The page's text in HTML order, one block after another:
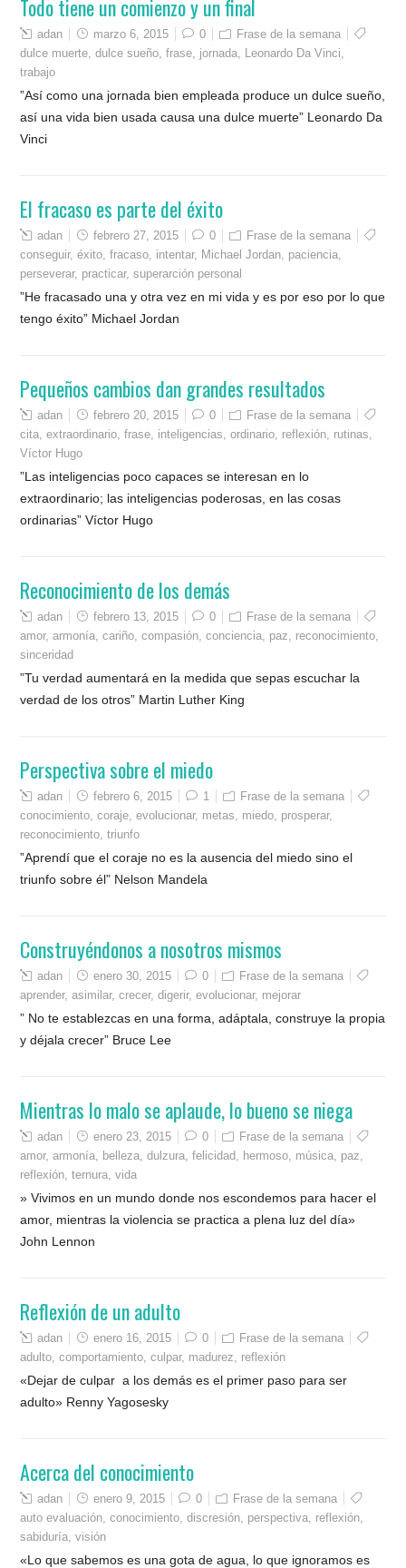
Todo tiene un comienzo y un final
adan marzo 6, 2015 0
Frase de la semana
dulce muerte ,dulce sueño ,frase jornada Leonardo Da Vinci
trabajo
”Así como una jornada bien empleada produce un dulce sueño,
así una vida bien usada causa una dulce muerte” Leonardo Da
Vinci
El fracaso es parte del éxito
adan febrero 27, 2015 0
Frase de la semana
conseguir,éxito ,fracaso intentar, Michael Jordan paciencia
perseverar, practicar,superarción personal
”He fracasado una y otra vez en mi vida y es por eso por lo que
tengo éxito” Michael Jordan
Pequeños cambios dan grandes resultados
adan febrero 20, 2015 0
Frase de la semana
cita ,extraordinario ,frase inteligencias ,ordinario reflexión rutinas
Víctor Hugo
”Las inteligencias poco capaces se interesan en lo
extraordinario; las inteligencias poderosas, en las cosas
ordinarias” Víctor Hugo
Reconocimiento de los demás
adan febrero 13, 2015 0
Frase de la semana
amor,armonía ,cariño ,compasión ,conciencia paz reconocimiento
sinceridad
”Tu verdad aumentará en la medida que sepas escuchar la
verdad de los otros” Martin Luther King
Perspectiva sobre el miedo
adan febrero 6, 2015 1
Frase de la semana
conocimiento ,coraje ,evolucionar, metas miedo prosperar,
reconocimiento ,triunfo
”Aprendí que el coraje no es la ausencia del miedo sino el
triunfo sobre él” Nelson Mandela
Construyéndonos a nosotros mismos
adan enero 30, 2015 0
Frase de la semana
aprender,asimilar,crecer,digerir,evolucionar, mejorar
” No te establezcas en una forma, adáptala, construye la propia
y déjala crecer” Bruce Lee
Mientras lo malo se aplaude, lo bueno se niega
adan enero 23, 2015 0
Frase de la semana
amor,armonía belleza ,dulzura ,felicidad hermoso música paz
reflexión ,ternura ,vida
» Vivimos en un mundo donde nos escondemos para hacer el
amor, mientras la violencia se practica a plena luz del día»
John Lennon
Reflexión de un adulto
adan enero 16, 2015 0
Frase de la semana
adulto ,comportamiento ,culpar, madurez reflexión
«Dejar de culpar a los demás es el primer paso para ser
adulto» Renny Yagosesky
Acerca del conocimiento
adan enero 9, 2015 0
Frase de la semana
auto evaluación ,conocimiento ,discresión perspectiva reflexión
sabiduría ,visión
«Lo que sabemos es una gota de agua, lo que ignoramos es